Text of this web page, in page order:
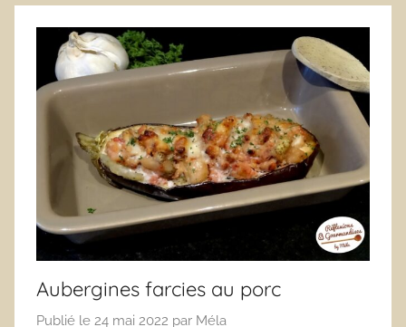
Aubergines farcies au porc
Publié le 24 mai 2022 par Méla